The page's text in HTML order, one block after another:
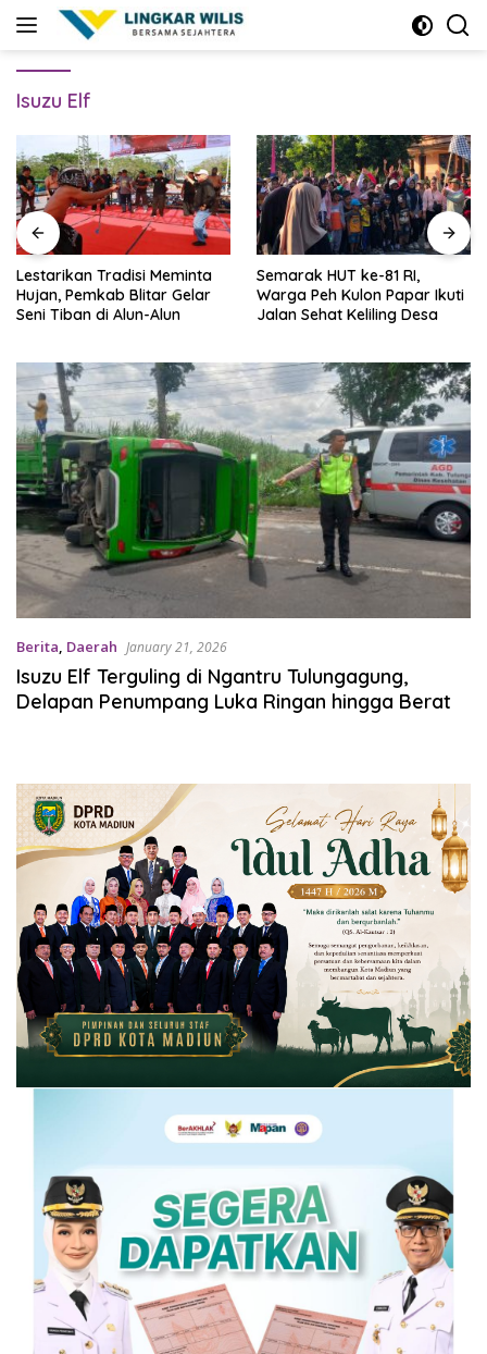
Isuzu Elf
Lestarikan Tradisi Meminta
Hujan, Pemkab Blitar Gelar
Seni Tiban di Alun-Alun
Semarak HUT ke-81 RI,
Warga Peh Kulon Papar Ikuti
Jalan Sehat Keliling Desa
Berita, Daerah January 21, 2026
Isuzu Elf Terguling di Ngantru Tulungagung,
Delapan Penumpang Luka Ringan hingga Berat